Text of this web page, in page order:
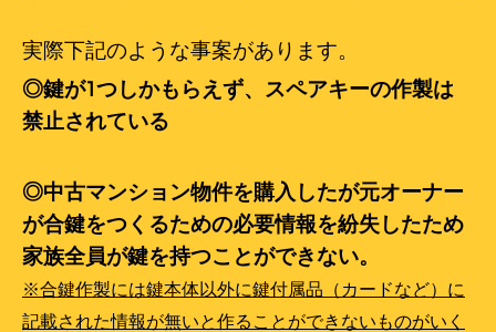
実際下記のような事案があります。
◎鍵が1つしかもらえず、スペアキーの作製は
禁止されている
◎中古マンション物件を購入したが元オーナー
が合鍵をつくるための必要情報を紛失したため
家族全員が鍵を持つことができない。
※合鍵作製には鍵本体以外に鍵付属品（カードなど）に
記載された情報が無いと作ることができないものがいく